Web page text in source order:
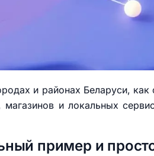
и районах Беларуси,
и локальных
пример и